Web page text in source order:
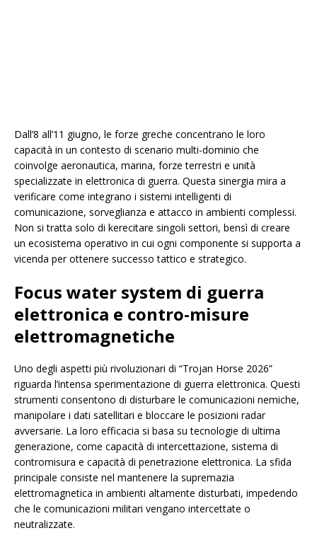
Dall’8 all’11 giugno, le forze greche concentrano le loro
capacità in un contesto di scenario multi-dominio che
coinvolge aeronautica, marina, forze terrestri e unità
specializzate in elettronica di guerra. Questa sinergia mira a
verificare come integrano i sistemi intelligenti di
comunicazione, sorveglianza e attacco in ambienti complessi.
Non si tratta solo di kerecitare singoli settori, bensì di creare
un ecosistema operativo in cui ogni componente si supporta a
vicenda per ottenere successo tattico e strategico.
Focus water system di guerra
elettronica e contro-misure
elettromagnetiche
Uno degli aspetti più rivoluzionari di “Trojan Horse 2026”
riguarda l’intensa sperimentazione di guerra elettronica. Questi
strumenti consentono di disturbare le comunicazioni nemiche,
manipolare i dati satellitari e bloccare le posizioni radar
avversarie. La loro efficacia si basa su tecnologie di ultima
generazione, come capacità di intercettazione, sistema di
contromisura e capacità di penetrazione elettronica. La sfida
principale consiste nel mantenere la supremazia
elettromagnetica in ambienti altamente disturbati, impedendo
che le comunicazioni militari vengano intercettate o
neutralizzate.